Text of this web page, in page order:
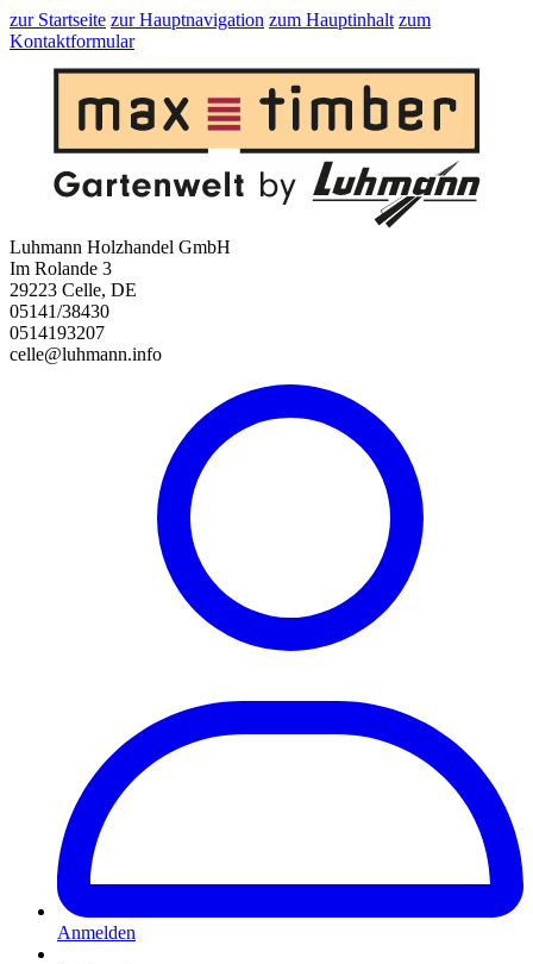
zur Startseite zur Hauptnavigation zum Hauptinhalt zum
Kontaktformular
Luhmann Holzhandel GmbH
Im Rolande 3
29223 Celle, DE
05141/38430
0514193207
celle@luhmann.info
Anmelden